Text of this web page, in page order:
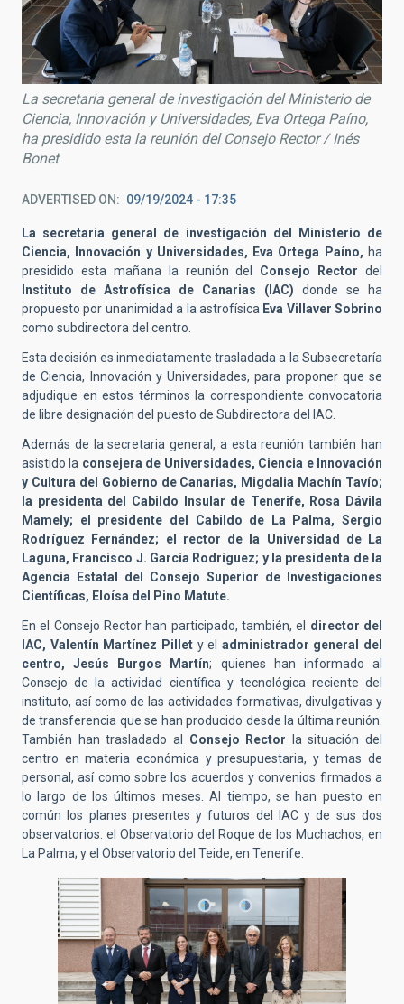
La secretaria general de investigación del Ministerio de
Ciencia, Innovación y Universidades, Eva Ortega Paíno,
ha presidido esta la reunión del Consejo Rector / Inés
Bonet
ADVERTISED ON 09/19/2024 - 17:35
La secretaria general de investigación del Ministerio de
Ciencia, Innovación y Universidades, Eva Ortega Paíno, ha
presidido esta mañana la reunión del Consejo Rector del
Instituto de Astrofísica de Canarias (IAC) donde se ha
propuesto por unanimidad a la astrofísica Eva Villaver Sobrino
como subdirectora del centro.
Esta decisión es inmediatamente trasladada a la Subsecretaría
de Ciencia, Innovación y Universidades, para proponer que se
adjudique en estos términos la correspondiente convocatoria
de libre designación del puesto de Subdirectora del IAC.
Además de la secretaria general, a esta reunión también han
asistido la consejera de Universidades, Ciencia e Innovación
y Cultura del Gobierno de Canarias, Migdalia Machín Tavío;
la presidenta del Cabildo Insular de Tenerife, Rosa Dávila
Mamely; el presidente del Cabildo de La Palma, Sergio
Rodríguez Fernández; el rector de la Universidad de La
Laguna, Francisco J. García Rodríguez; y la presidenta de la
Agencia Estatal del Consejo Superior de Investigaciones
Científicas, Eloísa del Pino Matute.
En el Consejo Rector han participado, también, el director del
IAC, Valentín Martínez Pillety el administrador general del
centro, Jesús Burgos Martín; quienes han informado al
Consejo de la actividad científica y tecnológica reciente del
instituto, así como de las actividades formativas, divulgativas y
de transferencia que se han producido desde la última reunión.
También han trasladado al Consejo Rector la situación del
centro en materia económica y presupuestaria, y temas de
personal, así como sobre los acuerdos y convenios firmados a
lo largo de los últimos meses. Al tiempo, se han puesto en
común los planes presentes y futuros del IAC y de sus dos
observatorios: el Observatorio del Roque de los Muchachos, en
La Palma; y el Observatorio del Teide, en Tenerife.